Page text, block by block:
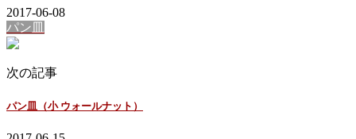
2017-06-08
パン皿
次の記事
パン皿（小 ウォールナット）